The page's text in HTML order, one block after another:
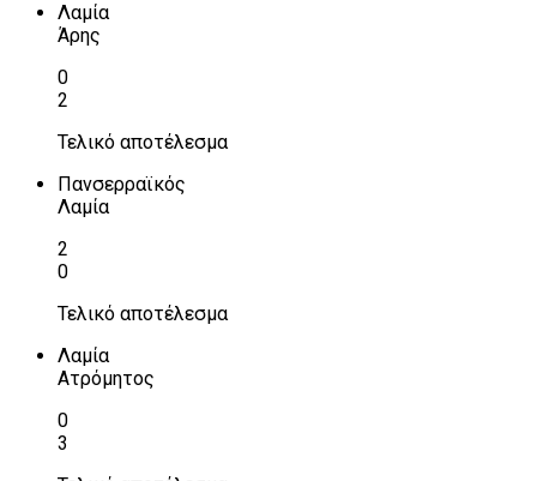
Λαμία
Άρης
0
2
Τελικό αποτέλεσμα
Πανσερραϊκός
Λαμία
2
0
Τελικό αποτέλεσμα
Λαμία
Ατρόμητος
0
3